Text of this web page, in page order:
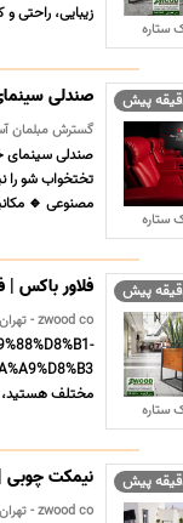
ستاره
زیبایی، راحتی
ستاره
صندلی
گسترش مبلمان
صندلی سینمای
تختخواب شو را
مصنوعی 🔹
ستاره
فلاور باکس |
zwood co - تهران - چوبی و فلزی
مختلف هستید،
نیمکت چوبی
zwood co - تهران - چوبی و فلزی